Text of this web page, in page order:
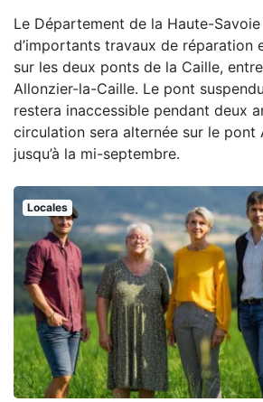
Le Département de la Haute-
d’importants travaux de réparation
sur les deux ponts de la Caille,
Allonzier-la-Caille. Le pont
restera inaccessible pendant deux
circulation sera alternée sur le pont
jusqu’à la mi-septembre.
Locales